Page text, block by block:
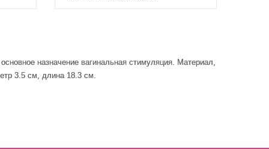
назначение вагинальная стимуляция. Материал,
3.5 см, длина 18.3 см.